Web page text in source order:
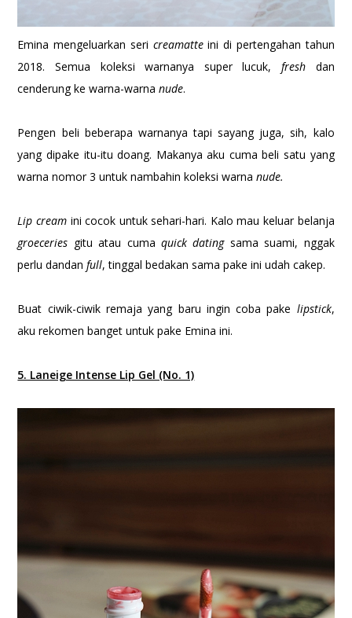
Emina mengeluarkan seri creamatteini di pertengahan tahun
2018. Semua koleksi warnanya super lucuk, fresh dan
cenderung ke warna-warnanude.
Pengen beli beberapa warnanya tapi sayang juga, sih, kalo
yang dipake itu-itu doang. Makanya aku cuma beli satu yang
warna nomor 3 untuk nambahin koleksi warnanude.
Lip cream ini cocok untuk sehari-hari. Kalo mau keluar belanja
groeceries gitu atau cumaquick dating sama suami, nggak
perlu dandanfull, tinggal bedakan sama pake ini udah cakep.
Buat ciwik-ciwik remaja yang baru ingin coba pake lipstick,
aku rekomen banget untuk pake Emina ini.
5. Laneige Intense Lip Gel (No. 1)